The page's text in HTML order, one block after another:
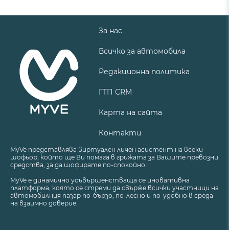
За нас
Всичко за автомобила
Редакционна политика
ГТП CRM
Карта на сайта
Контакти
MyVe представлява виртуален личен асистент на всеки
шофьор, който ще Ви помага в грижата за Вашите превозни
средства, за да шофирате по-спокойно.
MyVe е динамично усъвършенстваща се иновативна
платформа, която се стреми да свърже всички участници на
автомобилния пазар по-бързо, по-лесно и по-удобно в среда
на взаимно доверие.